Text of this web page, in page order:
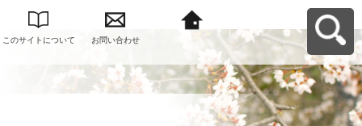
このサイトについて お問い合わせ
サイト かしわん、ぽ